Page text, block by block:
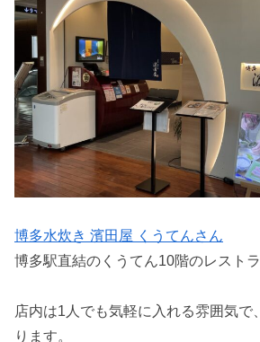
博多水炊き 濱田屋 くうてんさん
博多駅直結のくうてん10階のレスト
店内は1人でも気軽に入れる雰囲気で
ります。